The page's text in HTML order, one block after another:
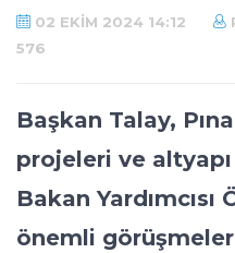
02 EKIM 2024 14:12
576
Başkan Talay,
projeleri ve altyapı
Bakan
önemli görüşmeler